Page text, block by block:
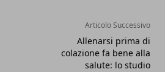
Articolo Successivo
Allenarsi prima di
colazione fa bene alla
salute: lo studio